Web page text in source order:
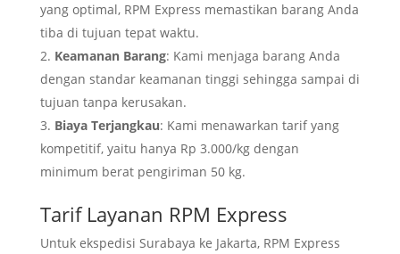
yang optimal, RPM Express memastikan barang Anda
tiba di tujuan tepat waktu.
Keamanan Barang: Kami menjaga barang Anda
dengan standar keamanan tinggi sehingga sampai di
tujuan tanpa kerusakan.
Biaya Terjangkau: Kami menawarkan tarif yang
kompetitif, yaitu hanya Rp 3.000/kg dengan
minimum berat pengiriman 50 kg.
Tarif Layanan RPM Express
Untuk ekspedisi Surabaya ke Jakarta, RPM Express